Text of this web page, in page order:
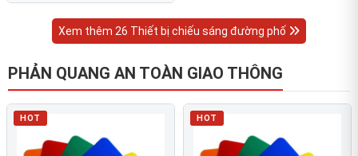
Xem thêm 26 Thiết bị chiếu sáng đường phố
PHẢN QUANG AN TOÀN GIAO THÔNG
HOT HOT